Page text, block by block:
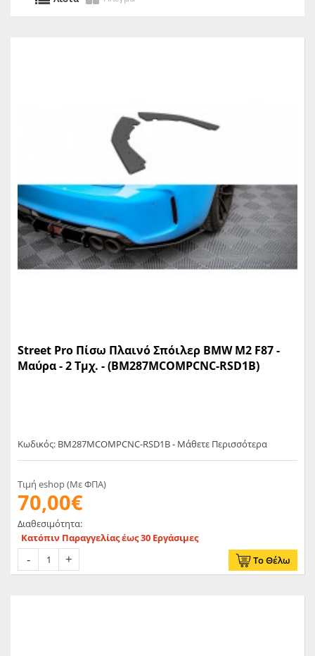
Street Pro Πίσω Πλαινό Σπόιλερ BMW M2 F87 -
Μαύρα - 2 Τμχ. - (BM287MCOMPCNC-RSD1B)
Κωδικός: BM287MCOMPCNC-RSD1B - Μάθετε Περισσότερα
Τιμή eshop (Με ΦΠΑ)
70,00€
Διαθεσιμότητα:
Κατόπιν Παραγγελίας έως 30 Εργάσιμες
Το Θέλω